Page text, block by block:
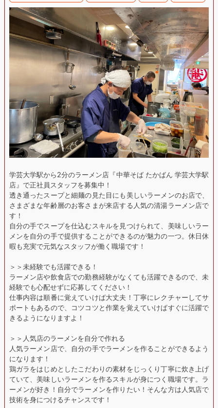
学芸大学駅から2分のラーメン店『中華そば たかばん 学芸大学駅
店』で正社員スタッフを募集中！
透き通ったスープと細麺の見た目にも美しいラーメンのお店で、
さまざまな年齢層のお客さまが来店する人気の清湯ラーメン店で
す！
自分の手でスープを仕込むスキルを見つけられて、美味しいラー
メンを自分の手で提供することができるのが魅力の一つ。休日休
暇も充実で元気なスタッフが働く職場です！
＞＞未経験でも活躍できる！
ラーメン店や飲食店での勤務経験がなくても活躍できるので、未
経験でも心配せずに応募してください！
仕事内容は順番に覚えていけば大丈夫！丁寧にレクチャーしてサ
ポートもあるので、コツコツと作業を覚えていけばすぐに活躍で
きるようになりますよ！
＞＞人気店のラーメンを自分で作れる
人気ラーメン店で、自分の手でラーメンを作ることができるよう
になります！
鶏ガラをはじめとしたこだわりの素材をじっくり丁寧に炊き上げ
ていて、美味しいラーメンを作るスキルが身につく職場です。ラ
ーメンが好き！自分でラーメンを作りたい！そんな方は人気店で
技術を身につけるチャンスです！